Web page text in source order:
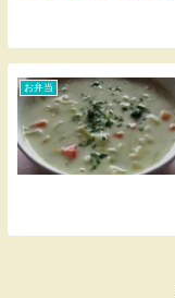
お弁当